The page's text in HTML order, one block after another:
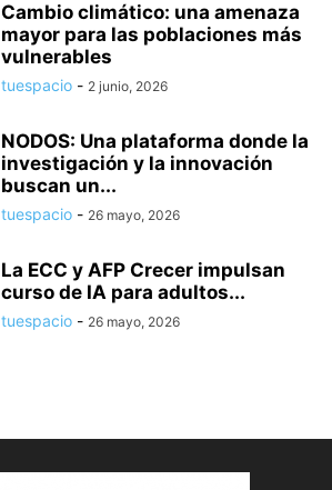
Cambio climático: una amenaza
mayor para las poblaciones más
vulnerables
tuespacio - 2 junio, 2026
NODOS: Una plataforma donde la
investigación y la innovación
buscan un...
tuespacio - 26 mayo, 2026
La ECC y AFP Crecer impulsan
curso de IA para adultos...
tuespacio - 26 mayo, 2026